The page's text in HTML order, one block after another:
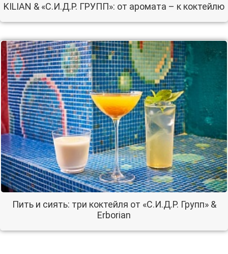
KILIAN & «С.И.Д.Р. ГРУПП»: от аромата – к коктейлю
Пить и сиять: три коктейля от «С.И.Д.Р. Групп» &
Erborian